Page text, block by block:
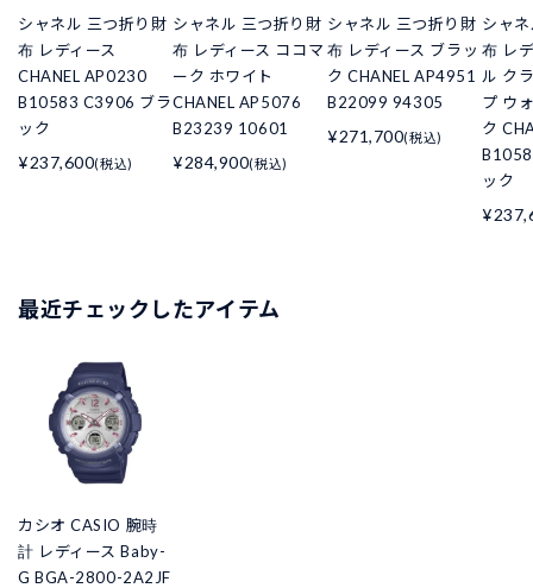
シャネル 三つ折り財
布 レディース
CHANEL AP0230
B10583 C3906 ブラ
ック
¥237,600(税込)
シャネル 三つ折り財
布 レディース ココマ
ーク ホワイト
CHANEL AP5076
B23239 10601
¥284,900(税込)
シャネル 三つ折り財
布 レディース ブラッ
ク CHANEL AP4951
B22099 94305
¥271,700(税込)
シャ
布 レ
ル ク
プ ウ
ク
ック
最近チェックしたアイテム
カシオ CASIO 腕時
計 レディース Baby-
G BGA-2800-2A2JF